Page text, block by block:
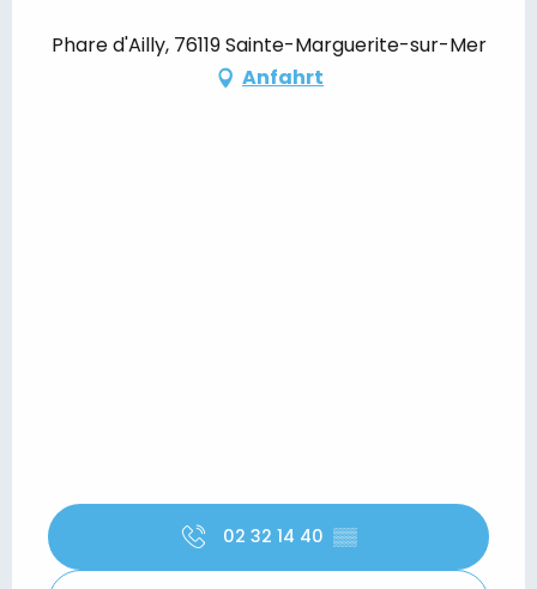
Phare d'Ailly, 76119 Sainte-Marguerite-sur-Mer
Anfahrt
02 32 14 40 ▒▒